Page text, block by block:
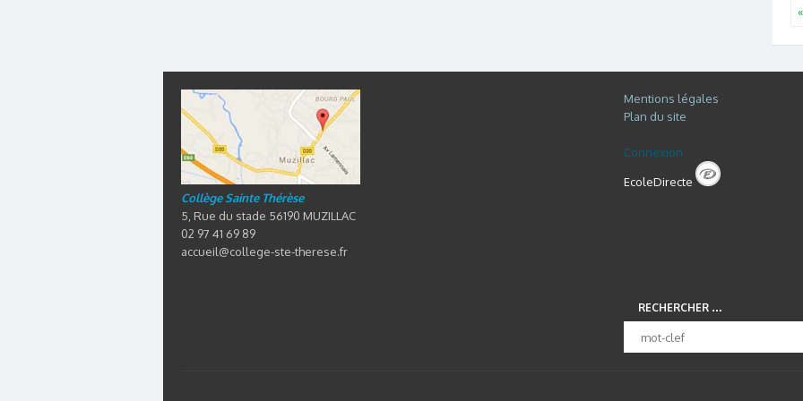
Collège Sainte Thérèse
5, Rue du stade 56190 MUZILLAC
02 97 41 69 89
accueil@college-ste-therese.fr
Mentions légales
Plan du site
Connexion
EcoleDirecte
RECHERCHER …